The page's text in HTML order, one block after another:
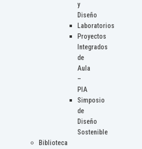
y
Diseño
Laboratorios
Proyectos
Integrados
de
Aula
–
PIA
Simposio
de
Diseño
Sostenible
Biblioteca